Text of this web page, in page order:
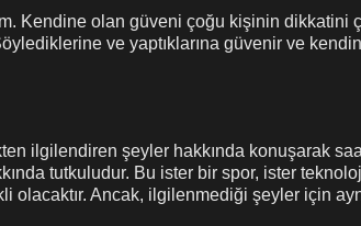
Kendine olan güveni çoğu kişinin dikkatini
ve yaptıklarına güvenir ve
ilgilendiren şeyler hakkında konuşarak
tutkuludur. Bu ister bir spor, ister
olacaktır. Ancak, ilgilenmediği şeyler için